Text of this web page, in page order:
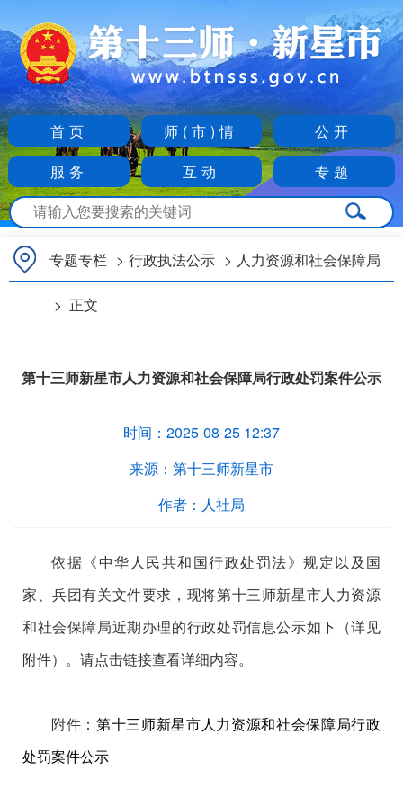
首页 师(市)情
公开
服务
互动 专题
专题专栏 > 行政执法公示 > 人力资源和社会保障局
> 正文
第十三师新星市人力资源和社会保障局行政处罚案件公示
时间： 2025-08-25 12:37
来源： 第十三师新星市
作者： 人社局
依据《中华人民共和国行政处罚法》规定以及国
家、兵团有关文件要求，现将第十三师新星市人力资源
和社会保障局近期办理的行政处罚信息公示如下（详见
附件）。请点击链接查看详细内容。
附件： 第十三师新星市人力资源和社会保障局行政
处罚案件公示